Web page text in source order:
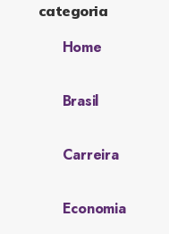
categoria
Home
Brasil
Carreira
Economia